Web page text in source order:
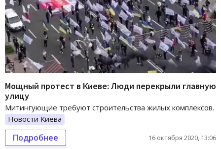
Мощный протест в Киеве: Люди перекрыли главную
улицу
Митингующие требуют строительства жилых комплексов.
Новости Киева
Подробнее 16 октября 2020, 13:06